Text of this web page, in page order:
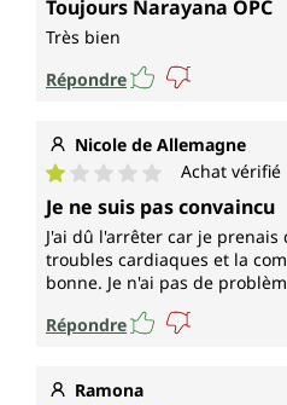
Toujours Narayana OPC
Très bien
Répondre
Nicole de Allemagne
Note moyenne de 1 sur 5
Achat vérifié
Je ne suis pas convaincu
J'ai dû l'arrêter car je
troubles cardiaques et la
bonne. Je n'ai pas de
Répondre
Ramona